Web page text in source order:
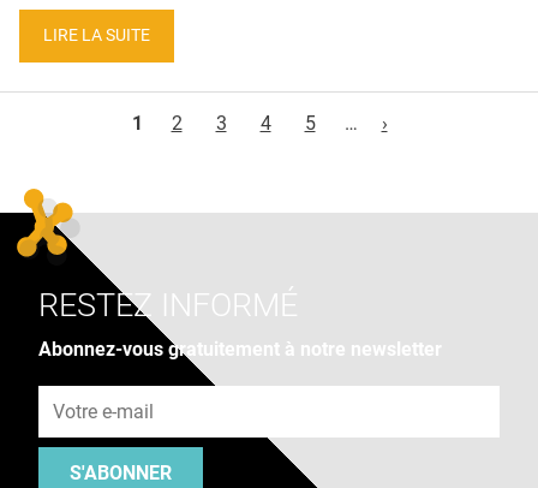
LIRE LA SUITE
1
2 3 4 5 … ›
RESTEZ INFORMÉ
Abonnez-vous gratuitement à notre newsletter
S'ABONNER